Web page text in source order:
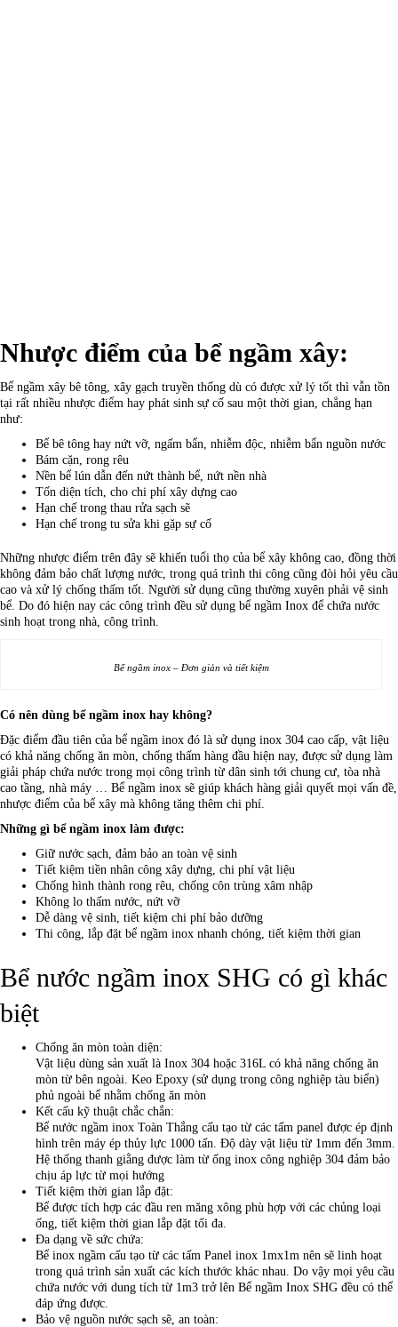
Nhược điểm của bể ngầm xây:
Bể ngầm xây bê tông, xây gạch truyền thống dù có được xử lý tốt thì vẫn tồn
tại rất nhiều nhược điểm hay phát sinh sự cố sau một thời gian, chẳng hạn
như:
Bể bê tông hay nứt vỡ, ngấm bẩn, nhiễm độc, nhiễm bẩn nguồn nước
Bám cặn, rong rêu
Nền bể lún dẫn đến nứt thành bể, nứt nền nhà
Tốn diện tích, cho chi phí xây dựng cao
Hạn chế trong thau rửa sạch sẽ
Hạn chế trong tu sửa khi gặp sự cố
Những nhược điểm trên đây sẽ khiến tuổi thọ của bể xây không cao, đồng thời
không đảm bảo chất lượng nước, trong quá trình thi công cũng đòi hỏi yêu cầu
cao và xử lý chống thấm tốt. Người sử dụng cũng thường xuyên phải vệ sinh
bể. Do đó hiện nay các công trình đều sử dụng bể ngầm Inox để chứa nước
sinh hoạt trong nhà, công trình.
Bể ngầm inox – Đơn giản và tiết kiệm
Có nên dùng bể ngầm inox hay không?
Đặc điểm đầu tiên của bể ngầm inox đó là sử dụng inox 304 cao cấp, vật liệu
có khả năng chống ăn mòn, chống thấm hàng đầu hiện nay, được sử dụng làm
giải pháp chứa nước trong mọi công trình từ dân sinh tới chung cư, tòa nhà
cao tầng, nhà máy … Bể ngầm inox sẽ giúp khách hàng giải quyết mọi vấn đề,
nhược điểm của bể xây mà không tăng thêm chi phí.
Những gì bể ngầm inox làm được:
Giữ nước sạch, đảm bảo an toàn vệ sinh
Tiết kiệm tiền nhân công xây dựng, chi phí vật liệu
Chống hình thành rong rêu, chống côn trùng xâm nhập
Không lo thấm nước, nứt vỡ
Dễ dàng vệ sinh, tiết kiệm chi phí bảo dưỡng
Thi công, lắp đặt bể ngầm inox nhanh chóng, tiết kiệm thời gian
Bể nước ngầm inox SHG có gì khác
biệt
Chống ăn mòn toàn diện:
Vật liệu dùng sản xuất là Inox 304 hoặc 316L có khả năng chống ăn
mòn từ bên ngoài. Keo Epoxy (sử dụng trong công nghiệp tàu biển)
phủ ngoài bể nhằm chống ăn mòn
Kết cấu kỹ thuật chắc chắn:
Bể nước ngầm inox Toàn Thắng cấu tạo từ các tấm panel được ép định
hình trên máy ép thủy lực 1000 tấn. Độ dày vật liệu từ 1mm đến 3mm.
Hệ thống thanh giằng được làm từ ống inox công nghiệp 304 đảm bảo
chịu áp lực từ mọi hướng
Tiết kiệm thời gian lắp đặt:
Bể được tích hợp các đầu ren măng xông phù hợp với các chủng loại
ống, tiết kiệm thời gian lắp đặt tối đa.
Đa dạng về sức chứa:
Bể inox ngầm cấu tạo từ các tấm Panel inox 1mx1m nên sẽ linh hoạt
trong quá trình sản xuất các kích thước khác nhau. Do vậy mọi yêu cầu
chứa nước với dung tích từ 1m3 trở lên Bể ngầm Inox SHG đều có thể
đáp ứng được.
Bảo vệ nguồn nước sạch sẽ, an toàn: